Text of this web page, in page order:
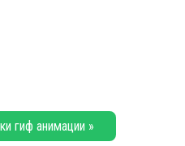
гиф анимации »